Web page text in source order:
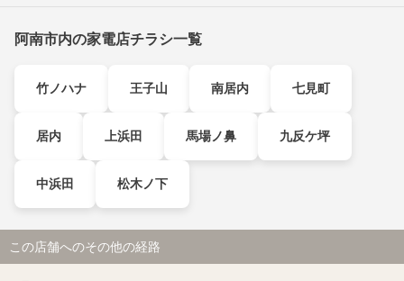
阿南市内の家電店チラシ一覧
竹ノハナ 王子山 南居内 七見町
居内 上浜田 馬場ノ鼻 九反ケ坪
中浜田 松木ノ下
この店舗へのその他の経路